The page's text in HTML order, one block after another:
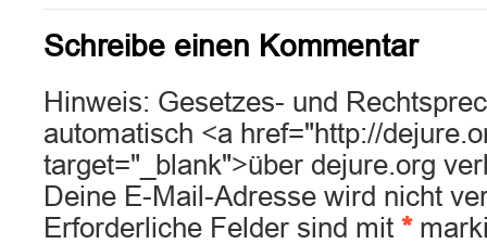
Schreibe einen Kommentar
Hinweis: Gesetzes- und
automatisch <a href="http://
target="_blank">über dejure.org
Deine E-Mail-Adresse wird nicht
Erforderliche Felder sind mit *